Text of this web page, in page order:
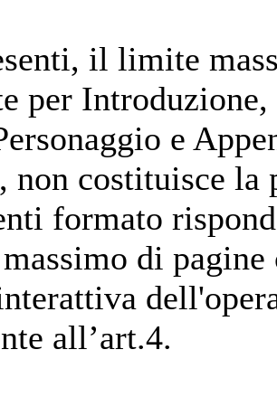
il limite
per
e
non costituisce
formato
di pagine
all’art.4.